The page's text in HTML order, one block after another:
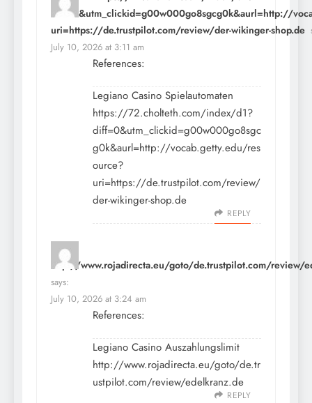
diff=0&utm_clickid=g00w000go8sgcg0k&aurl=http://
uri=https://de.trustpilot.com/review/der-wikinger-shop.de
July 10, 2026 at 3:11 am
References:
Legiano Casino Spielautomaten
https://72.cholteth.com/index/d1?
diff=0&utm_clickid=g00w000go8sgc
g0k&aurl=http://vocab.getty.edu/res
ource?
uri=https://de.trustpilot.com/review/
der-wikinger-shop.de
REPLY
http://www.rojadirecta.eu/goto/de.trustpilot.com/review/
says:
July 10, 2026 at 3:24 am
References:
Legiano Casino Auszahlungslimit
http://www.rojadirecta.eu/goto/de.tr
ustpilot.com/review/edelkranz.de
REPLY